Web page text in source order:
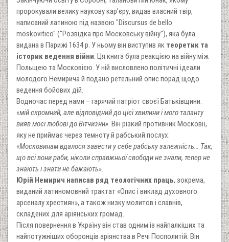
пророкували велику наукову кар’єру, видав власний твір,
написаний латиною під назвою "Discursus de bello
moskovitico" ("Розвідка про Московську війну"), яка була
видана в Парижі 1634 р. У ньому він виступив як теоретик та
історик ведення війни. Ця книга була реакцією на війну між
Польщею та Московією. У ній висловлено політичні ідеали
молодого Немирича й подано ретельний опис порад щодо
ведення бойових дій.
Водночас перед нами – гарячий патріот своєї Батьківщини:
«мій скромний, але відповідний до цієї хвилини і мого таланту
вияв моєї любові до Вітчизни». Він різкий противник Московії,
яку не приймає через темноту й рабський послух:
«Московинам вдалося завести у себе рабську залежність… Так,
що всі вони раби, ніколи справжньої свободи не знали, тепер не
знають і знати не бажають».
Юрій Немирич написав ряд теологічних праць, зокрема,
виданий латиномовний трактат «Опис і виклад духовного
арсеналу хрестиян», а також низку молитов і славнів,
складених для аріянських громад.
Після повернення в Україну він став одним із найпалкіших та
найпотужніших оборонців аріянства в Речі Посполитій. Він